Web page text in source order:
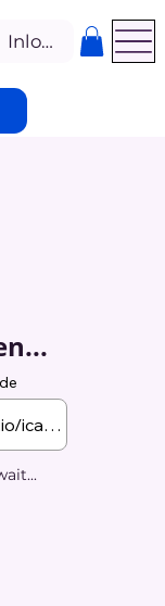
Inloggen